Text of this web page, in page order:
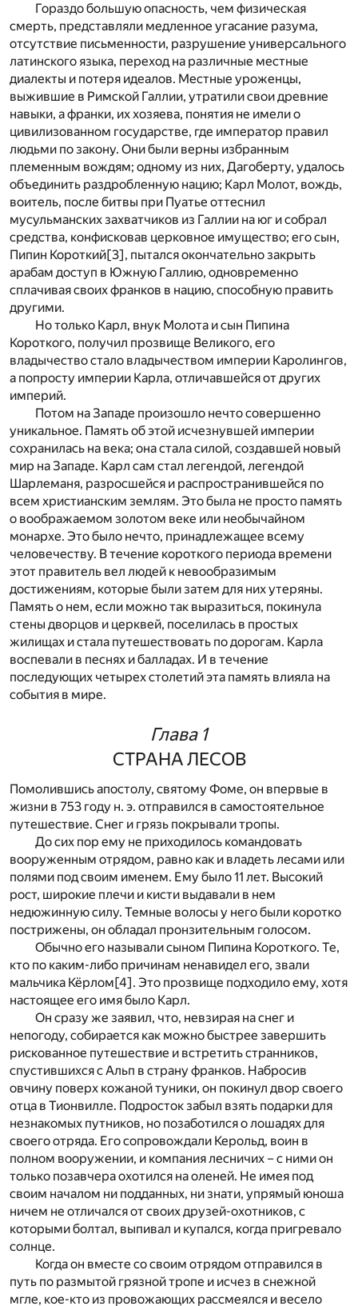
Гораздо большую опасность, чем физическая
смерть, представляли медленное угасание разума,
отсутствие письменности, разрушение универсального
латинского языка, переход на различные местные
диалекты и потеря идеалов. Местные уроженцы,
выжившие в Римской Галлии, утратили свои древние
навыки, а франки, их хозяева, понятия не имели о
цивилизованном государстве, где император правил
людьми по закону. Они были верны избранным
племенным вождям; одному из них, Дагоберту, удалось
объединить раздробленную нацию; Карл Молот, вождь,
воитель, после битвы при Пуатье оттеснил
мусульманских захватчиков из Галлии на юг и собрал
средства, конфисковав церковное имущество; его сын,
Пипин Короткий[3] , пытался окончательно закрыть
арабам доступ в Южную Галлию, одновременно
сплачивая своих франков в нацию, способную править
другими.
Но только Карл, внук Молота и сын Пипина
Короткого, получил прозвище Великого, его
владычество стало владычеством империи Каролингов,
а попросту империи Карла, отличавшейся от других
империй.
Потом на Западе произошло нечто совершенно
уникальное. Память об этой исчезнувшей империи
сохранилась на века; она стала силой, создавшей новый
мир на Западе. Карл сам стал легендой, легендой
Шарлеманя, разросшейся и распространившейся по
всем христианским землям. Это была не просто память
о воображаемом золотом веке или необычайном
монархе. Это было нечто, принадлежащее всему
человечеству. В течение короткого периода времени
этот правитель вел людей к невообразимым
достижениям, которые были затем для них утеряны.
Память о нем, если можно так выразиться, покинула
стены дворцов и церквей, поселилась в простых
жилищах и стала путешествовать по дорогам. Карла
воспевали в песнях и балладах. И в течение
последующих четырех столетий эта память влияла на
события в мире.
Глава 1
СТРАНА ЛЕСОВ
Помолившись апостолу, святому Фоме, он впервые в
жизни в 753 году н. э. отправился в самостоятельное
путешествие. Снег и грязь покрывали тропы.
До сих пор ему не приходилось командовать
вооруженным отрядом, равно как и владеть лесами или
полями под своим именем. Ему было 11 лет. Высокий
рост, широкие плечи и кисти выдавали в нем
недюжинную силу. Темные волосы у него были коротко
пострижены, он обладал пронзительным голосом.
Обычно его называли сыном Пипина Короткого. Те,
кто по каким-либо причинам ненавидел его, звали
мальчика Кёрлом[4]. Это прозвище подходило ему, хотя
настоящее его имя было Карл.
Он сразу же заявил, что, невзирая на снег и
непогоду, собирается как можно быстрее завершить
рискованное путешествие и встретить странников,
спустившихся с Альп в страну франков. Набросив
овчину поверх кожаной туники, он покинул двор своего
отца в Тионвилле. Подросток забыл взять подарки для
незнакомых путников, но позаботился о лошадях для
своего отряда. Его сопровождали Керольд, воин в
полном вооружении, и компания лесничих – с ними он
только позавчера охотился на оленей. Не имея под
своим началом ни подданных, ни знати, упрямый юноша
ничем не отличался от своих друзей-охотников, с
которыми болтал, выпивал и купался, когда пригревало
солнце.
Когда он вместе со своим отрядом отправился в
путь по размытой грязной тропе и исчез в снежной
мгле, кое-кто из провожающих рассмеялся и весело